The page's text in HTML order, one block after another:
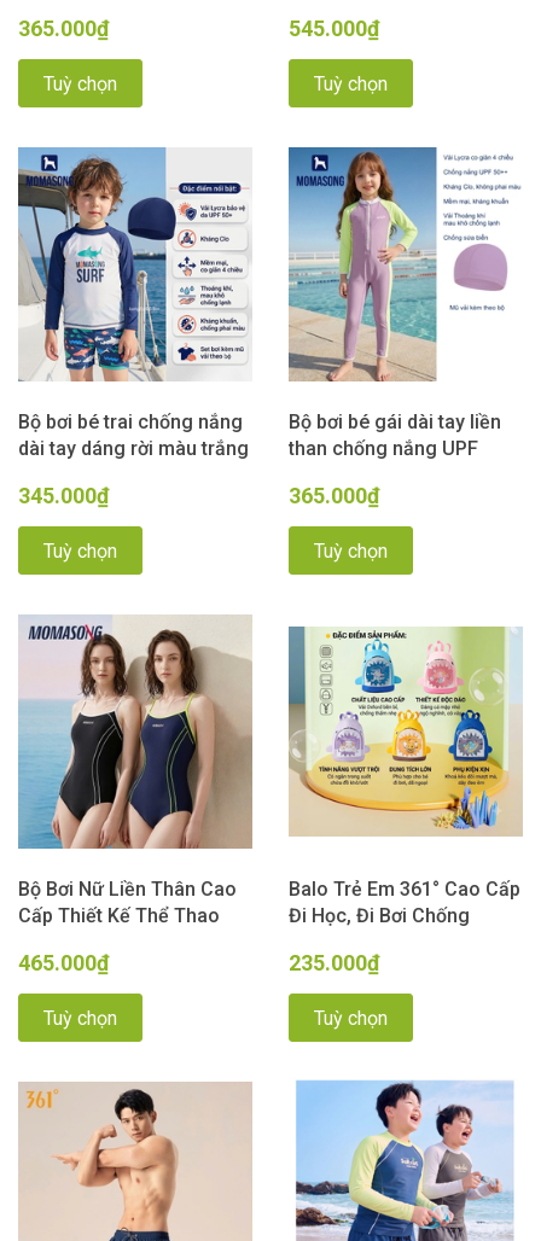
UPF 50++ Dive & Sail
365.000₫
Tuỳ chọn
Sail
545.000₫
Tuỳ chọn
Bộ bơi bé trai chống nắng
dài tay dáng rời màu trắng
Clo UPF50++ Momasong
345.000₫
Tuỳ chọn
Bộ bơi bé gái dài tay liền
than chống nắng UPF
Momasong (Korea)
365.000₫
Tuỳ chọn
Bộ Bơi Nữ Liền Thân Cao
Cấp Thiết Kế Thể Thao
Tôn Dáng màu Đen Xanh
Momasong
465.000₫
Tuỳ chọn
Balo Trẻ Em 361° Cao Cấp
Đi Học, Đi Bơi Chống
Nghĩnh
235.000₫
Tuỳ chọn